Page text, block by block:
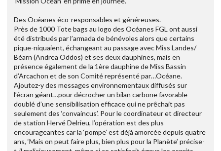
Des Océanes éco-responsables et généreuses.
Près de 1000 Tote bags au logo des Océanes FGL ont aussi
été distribués par l’armada de bénévoles alors que certains
pique-niquaient, échangeant au passage avec Miss Landes/
Béarn (Andrea Oddos) et ses deux dauphines, mais en
présence également de la 1ère dauphine de Miss Bassin
d’Arcachon et de son Comité représenté par…Océane.
Ajoutez-y des messages environnementaux diffusés sur
l’écran géant…pour décrocher un bilan carbone favorable
doublé d’une sensibilisation efficace qui ne prêchait pas
seulement des ‘convaincus’. Pour le coordinateur et directeur
de station Hervé Delrieu, l’opération est des plus
encourageantes car la ‘pompe’ est déjà amorcée depuis quatre
ans, ‘Mais on peut faire plus, bien plus pour la Planète’ précise-